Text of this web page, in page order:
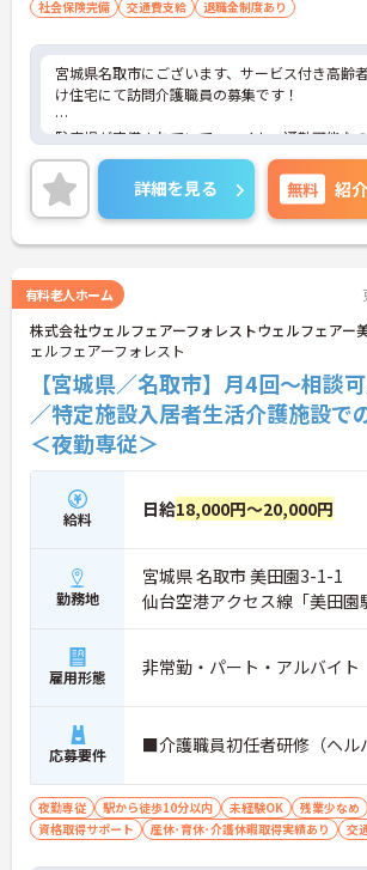
社会保険完備 交通費支給 退職金制度あり
宮城県名取市にございます、サービス付き高齢
け住宅にて訪問介護職員の募集です！
駐車場が完備されていて、マイカー通勤可能な
行き帰りがスムーズ♪
住宅手当の支給、育児休暇制度など、ライフス
ジが変わっても長く働くことが出来る環境が整
います★
ご興味のある方は、マイナビ介護職までお問い
せください。
詳細を見る 無料 紹
有料老人ホーム
株式会社ウェルフェアーフォレストウェルフェアー
ェルフェアーフォレスト
【宮城県／名取市】月4回～相談
／特定施設入居者生活介護施設で
＜夜勤専従＞
給料 日給18,000円～20,000円
勤務地
宮城県 名取市 美田園3-1-1
仙台空港アクセス線「美田園
雇用形態 非常勤・パート・アルバイト
応募要件 ■介護職員初任者研修（ヘル
夜勤専従 駅から徒歩10分以内 未経験OK 残業少なめ
資格取得サポート
産休･育休･介護休暇取得実績あり 交